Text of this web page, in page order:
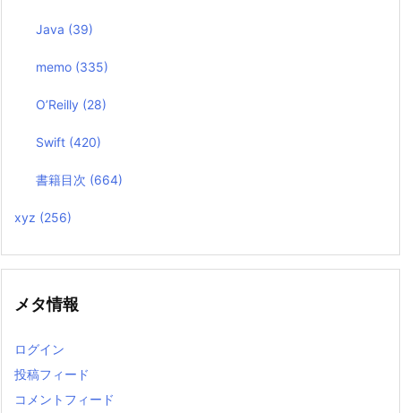
Java (39)
memo (335)
O’Reilly (28)
Swift (420)
書籍目次 (664)
xyz (256)
メタ情報
ログイン
投稿フィード
コメントフィード